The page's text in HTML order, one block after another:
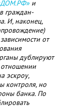
и
граждан-
И, наконец,
от
дублируют
эскроу,
контроля, но
банка. По